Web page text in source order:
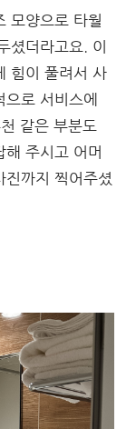
모양으로 타월
셨더라고요. 이
힘이 풀려서 사
로 서비스에
같은 부분도
주시고 어머
까지 찍어주셨